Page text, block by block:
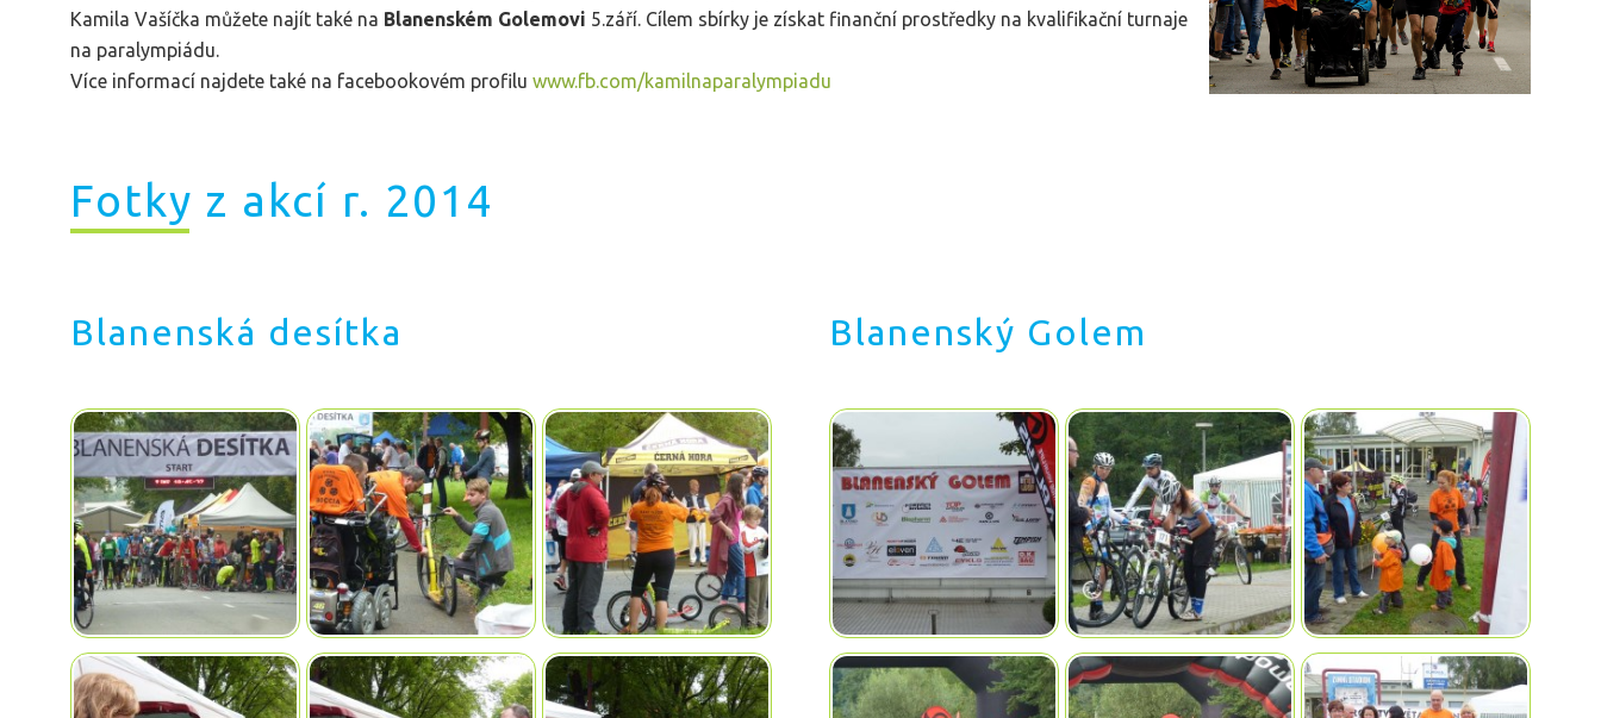
Kamila Vašíčka můžete najít také na Blanenském Golemovi 5.září. Cílem sbírky je získat finanční prostředky na kvalifikační turnaje
na paralympiádu.
Více informací najdete také na facebookovém profilu www.fb.com/kamilnaparalympiadu
Fotky z akcí r. 2014
Blanenská desítka Blanenský Golem